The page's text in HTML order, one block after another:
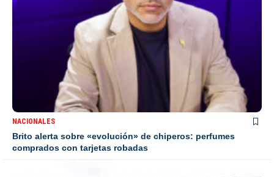
NACIONALES
Brito alerta sobre «evolución» de chiperos: perfumes
comprados con tarjetas robadas